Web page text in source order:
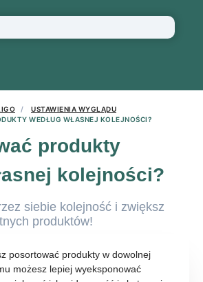
USTAWIENIA WYGLĄDU
WEDŁUG WŁASNEJ KOLEJNOŚCI?
produkty
kolejności?
siebie kolejność i zwiększ
produktów!
posortować produkty w dowolnej
możesz lepiej wyeksponować